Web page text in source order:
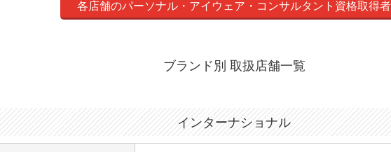
各店舗のパーソナル・アイウェア・コンサルタント資格取得者
ブランド別 取扱店舗一覧
インターナショナル